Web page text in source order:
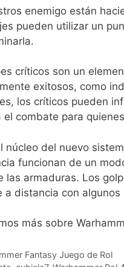
enemigo están
pueden utilizar un
críticos son un
exitosos, como
los críticos pueden
el combate para
núcleo del nuevo
funcionan de un
las armaduras. Los
a distancia con
más sobre
Fantasy Juego de Rol